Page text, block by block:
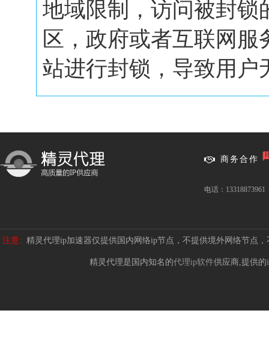
地域限制，访问被封锁
区，政府或者互联网
站进行封锁，导致用户
商务合作
电话：13318873961
注意: 精灵代理ip加速器仅提供国内网络ip节点，不提供境外网络节点
精灵代理是国内知名的代理ip软件供应商,提供的